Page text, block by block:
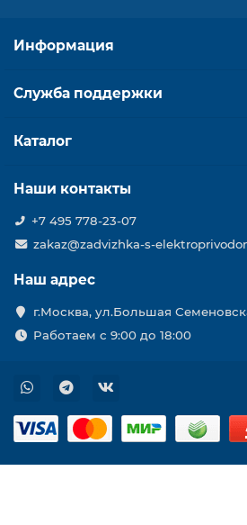
Информация
Служба поддержки
Каталог
Наши контакты
+7 495 778-23-07
zakaz@zadvizhka-s-
Наш адрес
г.Москва, ул.Большая
Работаем с 9:00 до 18:00